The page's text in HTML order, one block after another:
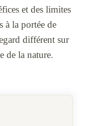
et des limites
à la portée de
différent sur
de la nature.